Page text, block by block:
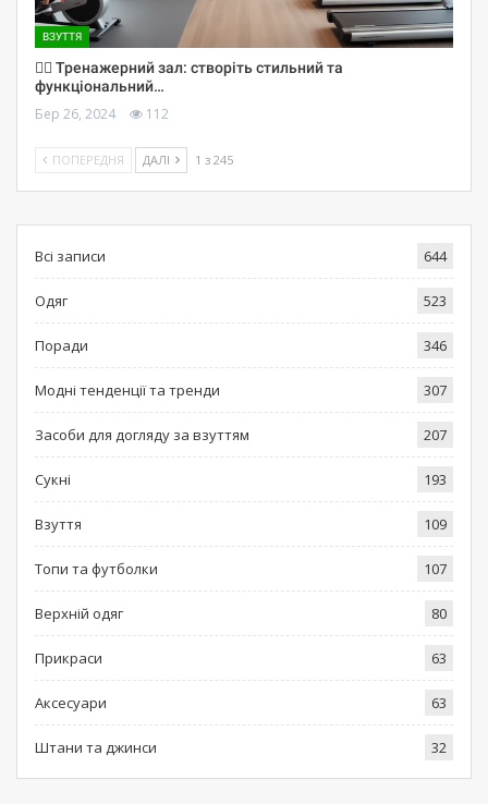
ВЗУТТЯ
🏋️‍♀️ Тренажерний зал: створіть стильний та
функціональний…
Бер 26, 2024 112
ПОПЕРЕДНЯ ДАЛІ 1 з 245
Всі записи 644
Одяг 523
Поради 346
Модні тенденції та тренди 307
Засоби для догляду за взуттям 207
Сукні 193
Взуття 109
Топи та футболки 107
Верхній одяг 80
Прикраси 63
Аксесуари 63
Штани та джинси 32